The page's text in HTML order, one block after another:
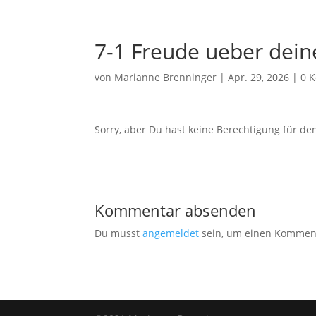
7-1 Freude ueber
von Marianne Brenninger |Apr. 29, 2026 |0
Sorry, aber Du hast keine Berechtigung für
Kommentar absenden
Du musstangemeldet sein, um einen